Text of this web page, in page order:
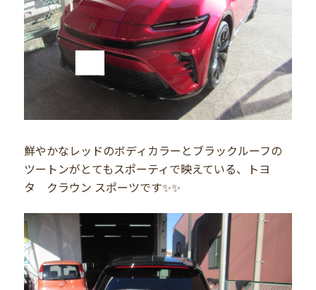
鮮やかなレッドのボディカラーとブラックルーフの
ツートンがとてもスポーティで映えている、トヨ
タ クラウン スポーツです✨✨